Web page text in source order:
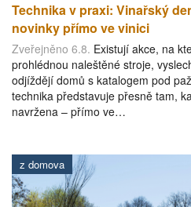
Technika v praxi: Vinařský
novinky přímo ve vinici
Zveřejněno 6.8. Existují akce, na
prohlédnou naleštěné stroje,
odjíždějí domů s katalogem pod
technika představuje přesně tam,
navržena – přímo ve…
z domova